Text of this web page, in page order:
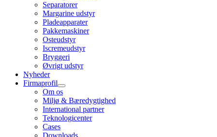
Separatorer
Margarine udstyr
Pladeapparater
Pakkemaskiner
Osteudstyr
Iscremeudstyr
Bryggeri
Øvrigt udstyr
Nyheder
Firmaprofil
Om os
Miljø & Bæredygtighed
International partner
Teknologicenter
Cases
Downloads